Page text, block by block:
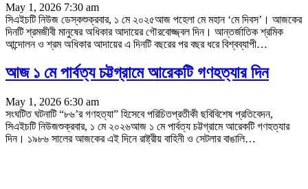
May 1, 2026 7:30 am
সিএইচটি নিউজ ডেস্কশুক্রবার, ১ মে ২০২৫আজ পহেলা মে মহান ‘মে দিবস’। আজকের
দিনটি শ্রমজীবী মানুষের অধিকার আদায়ের গৌরবোজ্জ্বল দিন। আন্তর্জাতিক শ্রমিক
আন্দোলন ও শ্রম অধিকার আদায়ের এ দিনটি বছরের পর বছর ধরে বিশ্বব্যাপী…
আজ ১ মে পার্বত্য চট্টগ্রামে আরেকটি গণহত্যার দিন
May 1, 2026 6:30 am
সংঘটিত ঘটনাটি “৮৬’র গণহত্যা” হিসেবে পরিচিতপ্রতীকী ছবিবিশেষ প্রতিবেদন,
সিএইচটি নিউজশুক্রবার, ১ মে ২০২৬আজ ১ মে পার্বত্য চট্টগ্রামে আরেকটি গণহত্যার
দিন। ১৯৮৬ সালের আজকের এই দিনে রাষ্ট্রীয় বাহিনী ও সেটলার বাঙালি…